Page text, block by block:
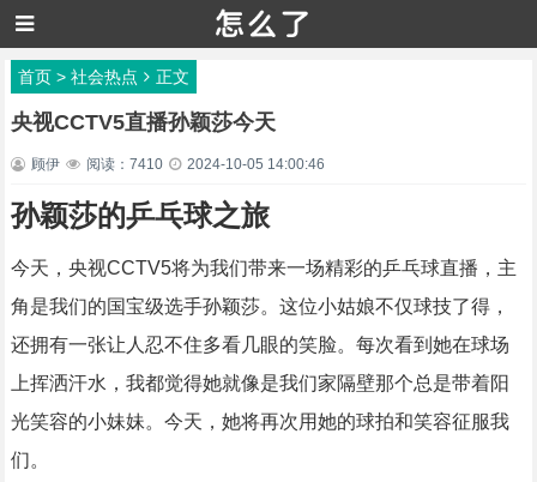
首页> 社会热点 正文
央视CCTV5直播孙颖莎今天
顾伊 阅读：7410 2024-10-05 14:00:46
孙颖莎的乒乓球之旅
今天，央视CCTV5将为我们带来一场精彩的乒乓球直播，主
角是我们的国宝级选手孙颖莎。这位小姑娘不仅球技了得，
还拥有一张让人忍不住多看几眼的笑脸。每次看到她在球场
上挥洒汗水，我都觉得她就像是我们家隔壁那个总是带着阳
光笑容的小妹妹。今天，她将再次用她的球拍和笑容征服我
们。